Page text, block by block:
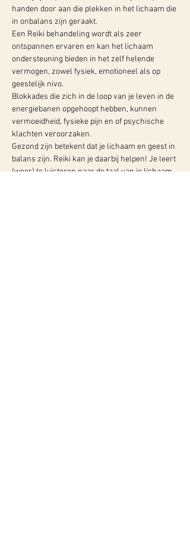
handen door aan die plekken in het lichaam die
in onbalans zijn geraakt.
Een Reiki behandeling wordt als zeer
ontspannen ervaren en kan het lichaam
ondersteuning bieden in het zelf helende
vermogen, zowel fysiek, emotioneel als op
geestelijk nivo.
Blokkades die zich in de loop van je leven in de
energiebanen opgehoopt hebben, kunnen
vermoeidheid, fysieke pijn en of psychische
klachten veroorzaken.
Gezond zijn betekent dat je lichaam en geest in
balans zijn. Reiki kan je daarbij helpen! Je leert
(weer) te luisteren naar de taal van je lichaam…